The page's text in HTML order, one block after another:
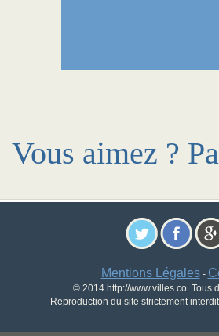
Vous aimez ?
Mentions Légales-
© 2014 http://www.villes.co. Tous
Reproduction du site strictement